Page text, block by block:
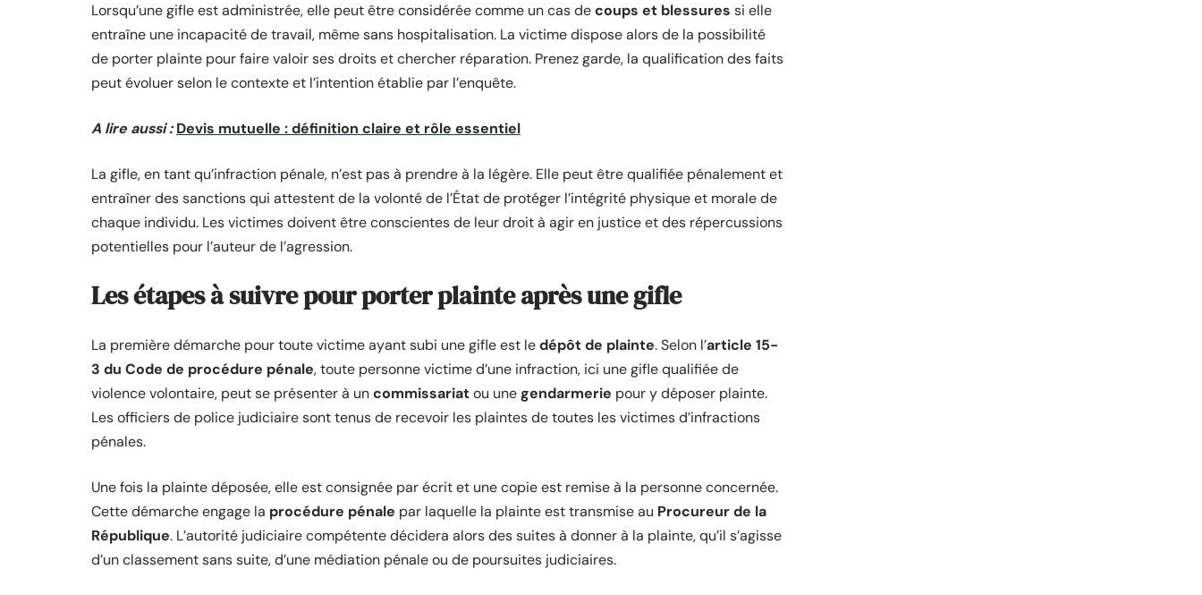
Lorsqu’une gifle est administrée, elle peut être considérée comme un cas decoups et blessures si elle
entraîne une incapacité de travail, même sans hospitalisation. La victime dispose alors de la possibilité
de porter plainte pour faire valoir ses droits et chercher réparation. Prenez garde, la qualification des faits
peut évoluer selon le contexte et l’intention établie par l’enquête.
A lire aussi : Devis mutuelle : définition claire et rôle essentiel
La gifle, en tant qu’infraction pénale, n’est pas à prendre à la légère. Elle peut être qualifiée pénalement et
entraîner des sanctions qui attestent de la volonté de l’État de protéger l’intégrité physique et morale de
chaque individu. Les victimes doivent être conscientes de leur droit à agir en justice et des répercussions
potentielles pour l’auteur de l’agression.
Les étapes à suivre pour porter plainte après une gifle
La première démarche pour toute victime ayant subi une gifle est ledépôt de plainte. Selon l’article 15-
3 du Code de procédure pénale, toute personne victime d’une infraction, ici une gifle qualifiée de
violence volontaire, peut se présenter à uncommissariatou unegendarmerie pour y déposer plainte.
Les officiers de police judiciaire sont tenus de recevoir les plaintes de toutes les victimes d’infractions
pénales.
Une fois la plainte déposée, elle est consignée par écrit et une copie est remise à la personne concernée.
Cette démarche engage la procédure pénale par laquelle la plainte est transmise au Procureur de la
République. L’autorité judiciaire compétente décidera alors des suites à donner à la plainte, qu’il s’agisse
d’un classement sans suite, d’une médiation pénale ou de poursuites judiciaires.